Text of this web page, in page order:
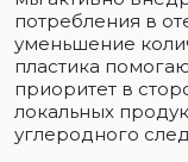
потребления в
уменьшение
пластика
приоритет в
локальных
углеродного